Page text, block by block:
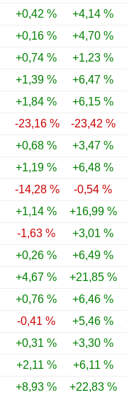
+0,42 % +4,14 %
+0,16 % +4,70 %
+0,74 % +1,23 %
+1,39 % +6,47 %
+1,84 % +6,15 %
-23,16 % -23,42 %
+0,68 % +3,47 %
+1,19 % +6,48 %
-14,28 % -0,54 %
+1,14 % +16,99 %
-1,63 % +3,01 %
+0,26 % +6,49 %
+4,67 % +21,85 %
+0,76 % +6,46 %
-0,41 % +5,46 %
+0,31 % +3,30 %
+2,11 % +6,11 %
+8,93 % +22,83 %